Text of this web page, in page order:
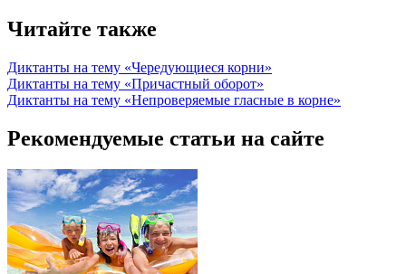
Читайте также
Диктанты на тему «Чередующиеся корни»
Диктанты на тему «Причастный оборот»
Диктанты на тему «Непроверяемые гласные в корне»
Рекомендуемые статьи на сайте